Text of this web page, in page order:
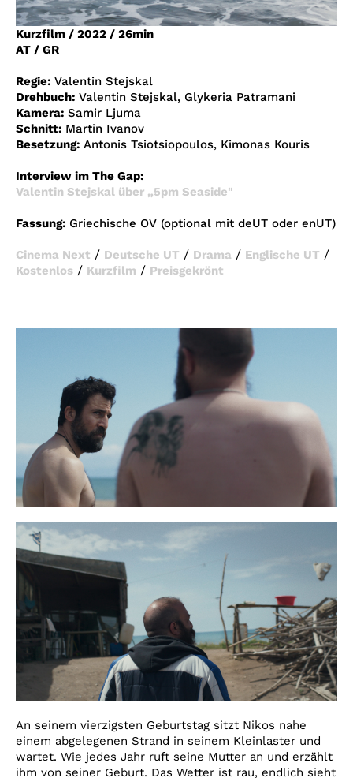
Account
Suche
Kurzfilm / 2022 / 26min
AT / GR
Regie: Valentin Stejskal
Drehbuch: Valentin Stejskal, Glykeria Patramani
Kamera: Samir Ljuma
Schnitt: Martin Ivanov
Besetzung: Antonis Tsiotsiopoulos, Kimonas Kouris
Interview im The Gap:
Valentin Stejskal über „5pm Seaside"
Fassung: Griechische OV (optional mit deUT oder enUT)
Cinema Next / Deutsche UT / Drama / Englische UT /
Kostenlos / Kurzfilm / Preisgekrönt
An seinem vierzigsten Geburtstag sitzt Nikos nahe
einem abgelegenen Strand in seinem Kleinlaster und
wartet. Wie jedes Jahr ruft seine Mutter an und erzählt
ihm von seiner Geburt. Das Wetter ist rau, endlich sieht